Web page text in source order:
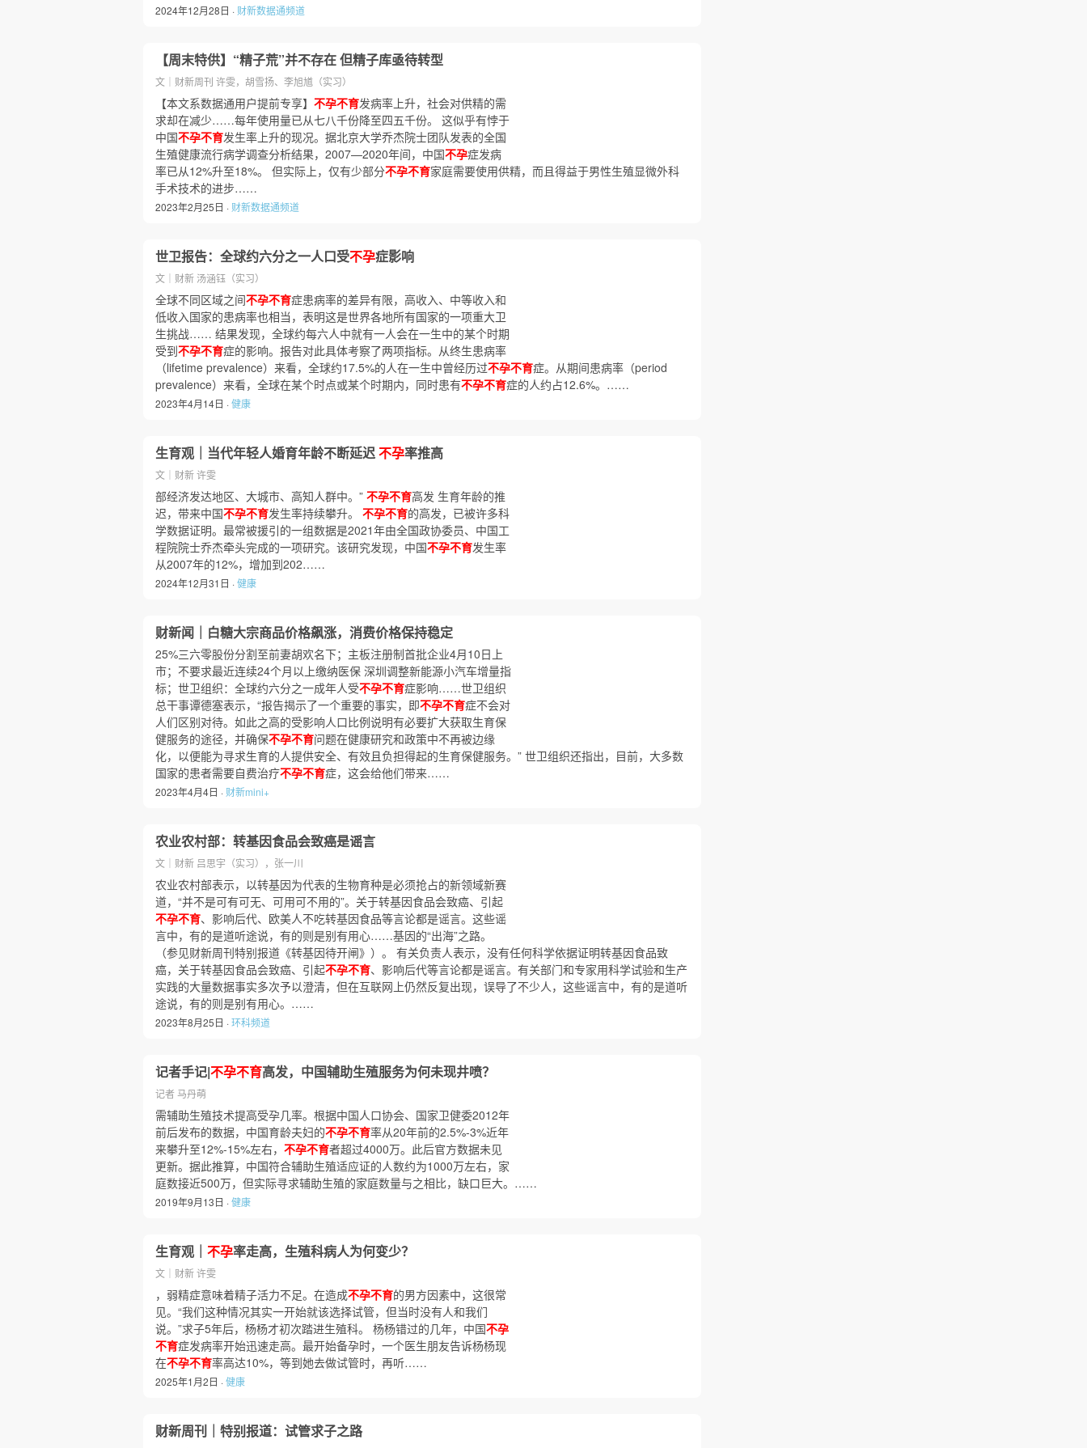
2024年12月28日 · 财新数据通频道
【周末特供】“精子荒”并不存在 但精子库亟待转型
文｜财新周刊 许雯，胡雪扬、李旭馗（实习）
【本文系数据通用户提前专享】 不孕不育发病率上升，社会对供精的需
求却在减少……每年使用量已从七八千份降至四五千份。 这似乎有悖于
中国不孕不育发生率上升的现况。据北京大学乔杰院士团队发表的全国
生殖健康流行病学调查分析结果，2007—2020年间，中国不孕症发病
率已从12%升至18%。 但实际上，仅有少部分不孕不育家庭需要使用供精，而且得益于男性生殖显微外科
手术技术的进步……
2023年2月25日 · 财新数据通频道
世卫报告：全球约六分之一人口受不孕症影响
文｜财新 汤涵钰（实习）
全球不同区域之间不孕不育症患病率的差异有限，高收入、中等收入和
低收入国家的患病率也相当，表明这是世界各地所有国家的一项重大卫
生挑战…… 结果发现，全球约每六人中就有一人会在一生中的某个时期
受到不孕不育症的影响。报告对此具体考察了两项指标。从终生患病率
（lifetime prevalence）来看，全球约17.5%的人在一生中曾经历过不孕不育症。从期间患病率（period
prevalence）来看，全球在某个时点或某个时期内，同时患有不孕不育症的人约占12.6%。……
2023年4月14日 ·健康
生育观｜当代年轻人婚育年龄不断延迟不孕率推高
文｜财新 许雯
部经济发达地区、大城市、高知人群中。” 不孕不育高发 生育年龄的推
迟，带来中国不孕不育发生率持续攀升。 不孕不育的高发，已被许多科
学数据证明。最常被援引的一组数据是2021年由全国政协委员、中国工
程院院士乔杰牵头完成的一项研究。该研究发现，中国不孕不育发生率
从2007年的12%，增加到202……
2024年12月31日 ·健康
财新闻｜白糖大宗商品价格飙涨，消费价格保持稳定
25%三六零股份分割至前妻胡欢名下；主板注册制首批企业4月10日上
市；不要求最近连续24个月以上缴纳医保 深圳调整新能源小汽车增量指
标；世卫组织：全球约六分之一成年人受不孕不育症影响……世卫组织
总干事谭德塞表示，“报告揭示了一个重要的事实，即不孕不育症不会对
人们区别对待。如此之高的受影响人口比例说明有必要扩大获取生育保
健服务的途径，并确保不孕不育问题在健康研究和政策中不再被边缘
化，以便能为寻求生育的人提供安全、有效且负担得起的生育保健服务。” 世卫组织还指出，目前，大多数
国家的患者需要自费治疗不孕不育症，这会给他们带来……
2023年4月4日 · 财新mini+
农业农村部：转基因食品会致癌是谣言
文｜财新 吕思宇（实习），张一川
农业农村部表示，以转基因为代表的生物育种是必须抢占的新领域新赛
道，“并不是可有可无、可用可不用的”。关于转基因食品会致癌、引起
不孕不育、影响后代、欧美人不吃转基因食品等言论都是谣言。这些谣
言中，有的是道听途说，有的则是别有用心……基因的“出海”之路。
（参见财新周刊特别报道《转基因待开闸》）。 有关负责人表示，没有任何科学依据证明转基因食品致
癌，关于转基因食品会致癌、引起不孕不育、影响后代等言论都是谣言。有关部门和专家用科学试验和生产
实践的大量数据事实多次予以澄清，但在互联网上仍然反复出现，误导了不少人，这些谣言中，有的是道听
途说，有的则是别有用心。……
2023年8月25日 ·环科频道
记者手记|不孕不育高发，中国辅助生殖服务为何未现井喷？
记者 马丹萌
需辅助生殖技术提高受孕几率。根据中国人口协会、国家卫健委2012年
前后发布的数据，中国育龄夫妇的不孕不育率从20年前的2.5%-3%近年
来攀升至12%-15%左右， 不孕不育者超过4000万。此后官方数据未见
更新。据此推算，中国符合辅助生殖适应证的人数约为1000万左右，家
庭数接近500万，但实际寻求辅助生殖的家庭数量与之相比，缺口巨大。……
2019年9月13日 ·健康
生育观｜ 不孕率走高，生殖科病人为何变少？
文｜财新 许雯
，弱精症意味着精子活力不足。在造成不孕不育的男方因素中，这很常
见。“我们这种情况其实一开始就该选择试管，但当时没有人和我们
说。”求子5年后，杨杨才初次踏进生殖科。 杨杨错过的几年，中国不孕
不育症发病率开始迅速走高。最开始备孕时，一个医生朋友告诉杨杨现
在不孕不育率高达10%，等到她去做试管时，再听……
2025年1月2日 ·健康
财新周刊｜特别报道：试管求子之路